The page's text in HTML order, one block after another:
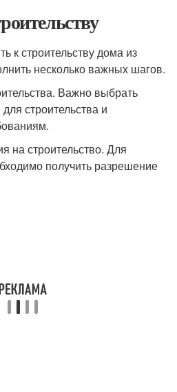
к строительству дома из
несколько важных шагов.
Важно выбрать
строительства и
на строительство. Для
получить разрешение